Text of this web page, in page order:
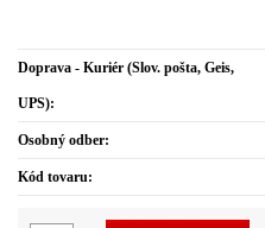
Doprava - Kuriér (Slov. pošta, Geis,
UPS):
Osobný odber:
Kód tovaru: